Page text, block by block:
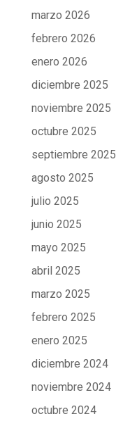
marzo 2026
febrero 2026
enero 2026
diciembre 2025
noviembre 2025
octubre 2025
septiembre 2025
agosto 2025
julio 2025
junio 2025
mayo 2025
abril 2025
marzo 2025
febrero 2025
enero 2025
diciembre 2024
noviembre 2024
octubre 2024